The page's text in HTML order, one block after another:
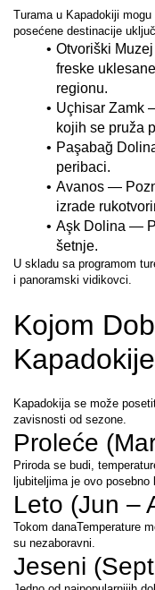
Turama u Kapadokiji
posećene destinacije
Otvoriški
freske
regionu.
Uçhisar Zamk
kojih se pruža
Paşabağ
peribaci.
Avanos —
izrade
Aşk Dolina —
šetnje.
U skladu sa programom
i panoramski vidikovci.
Kojom
Kapadokija se može
zavisnosti od sezone.
Proleće
Priroda se budi,
ljubiteljima je ovo posebno
Leto (Jun –
Tokom danaTemperature
su nezaboravni.
Jeseni